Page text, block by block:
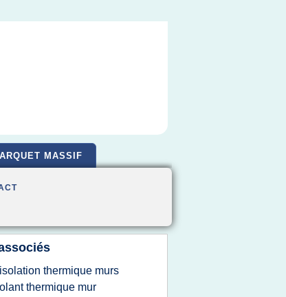
MASSIF
thermique murs
thermique mur